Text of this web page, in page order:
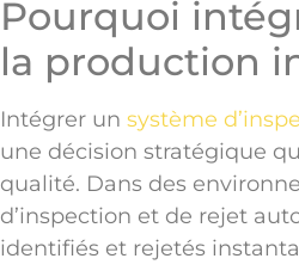
Pourquoi
la production
Intégrer un système
une décision stratégique
qualité. Dans des
d’inspection et de rejet
identifiés et rejetés